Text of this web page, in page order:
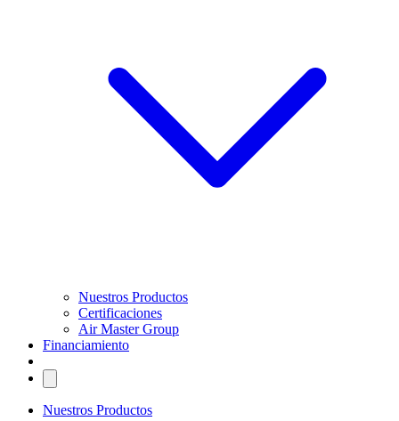
Nuestros Productos
Certificaciones
Air Master Group
Financiamiento
Nuestros Productos